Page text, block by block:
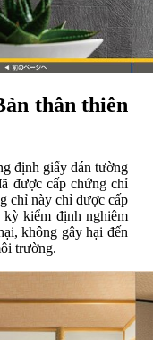
thân thiên
định giấy dán tường
được cấp chứng chỉ
chỉ này chỉ được cấp
kỳ kiểm định nghiêm
không gây hại đến
trường.